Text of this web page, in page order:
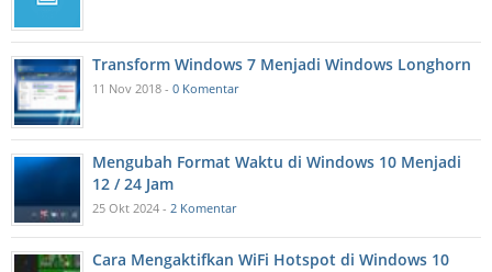
Transform Windows 7 Menjadi Windows Longhorn
11 Nov 2018 - 0 Komentar
Mengubah Format Waktu di Windows 10 Menjadi
12 / 24 Jam
25 Okt 2024 - 2 Komentar
Cara Mengaktifkan WiFi Hotspot di Windows 10